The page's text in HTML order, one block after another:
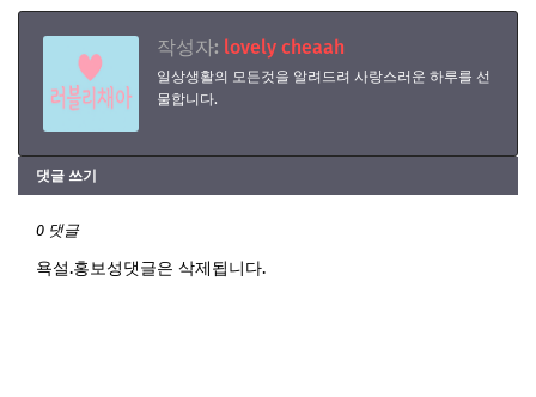
작성자: lovely cheaah
일상생활의 모든것을 알려드려 사랑스러운 하루를 선
물합니다.
댓글 쓰기
0 댓글
욕설.홍보성댓글은 삭제됩니다.